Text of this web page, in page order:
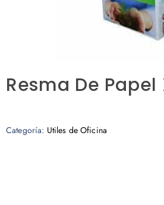
Resma De Papel
Categoría: Utiles de Oficina